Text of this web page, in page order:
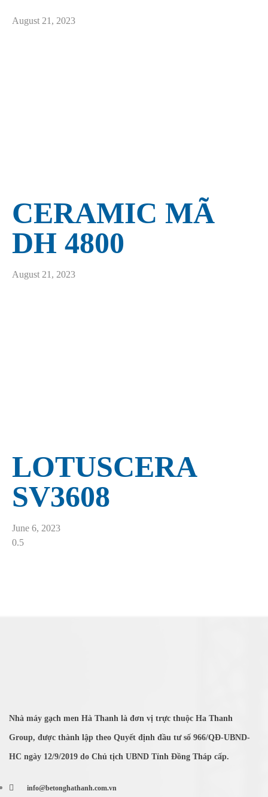
August 21, 2023
CERAMIC MÃ
DH 4800
August 21, 2023
LOTUSCERA
SV3608
June 6, 2023
Nhà máy gạch men Hà Thanh là đơn vị trực thuộc Ha Thanh
Group, được thành lập theo Quyết định đầu tư số 966/QĐ-UBND-
HC ngày 12/9/2019 do Chủ tịch UBND Tỉnh Đồng Tháp cấp.
info@betonghathanh.com.vn